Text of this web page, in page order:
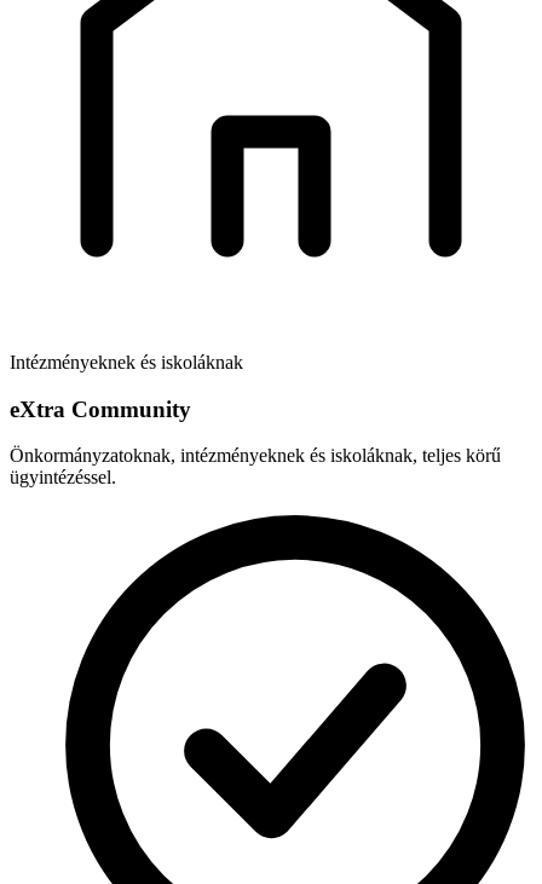
Intézményeknek és iskoláknak
eXtra Community
Önkormányzatoknak, intézményeknek és iskoláknak, teljes körű
ügyintézéssel.